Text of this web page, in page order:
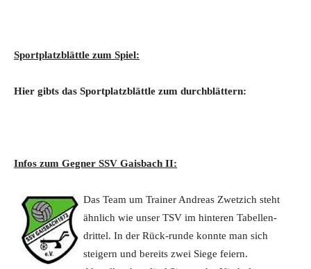
Sportplatzblättle zum Spiel:
Hier gibts das Sportplatzblättle zum durchblättern:
Infos zum Gegner SSV Gaisbach II:
Das Team um Trainer Andreas Zwetzich steht
ähnlich wie unser TSV im hinteren Tabellen-
drittel. In der Rück-runde konnte man sich
steigern und bereits zwei Siege feiern.